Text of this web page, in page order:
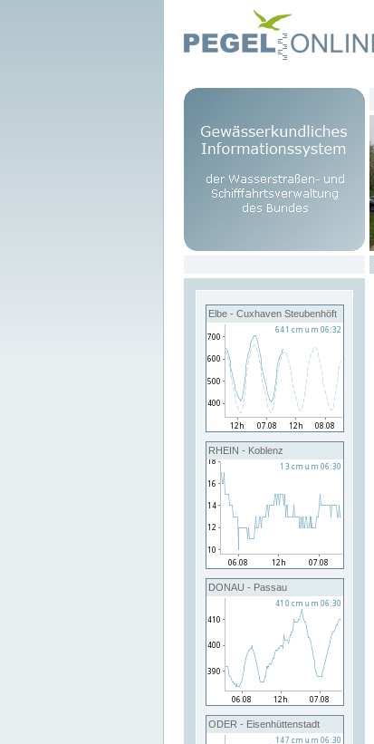
Elbe - Cuxhaven Steubenhöft
RHEIN - Koblenz
DONAU - Passau
ODER - Eisenhüttenstadt